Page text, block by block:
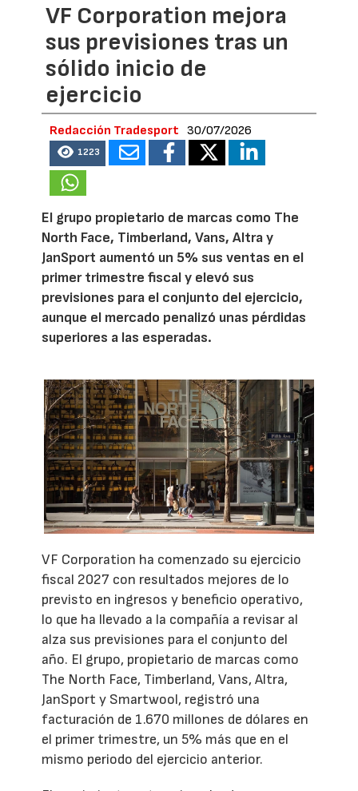
VF Corporation mejora
sus previsiones tras un
sólido inicio de
ejercicio
Redacción Tradesport 30/07/2026
1223
El grupo propietario de marcas como The
North Face, Timberland, Vans, Altra y
JanSport aumentó un 5% sus ventas en el
primer trimestre fiscal y elevó sus
previsiones para el conjunto del ejercicio,
aunque el mercado penalizó unas pérdidas
superiores a las esperadas.
VF Corporation ha comenzado su ejercicio
fiscal 2027 con resultados mejores de lo
previsto en ingresos y beneficio operativo,
lo que ha llevado a la compañía a revisar al
alza sus previsiones para el conjunto del
año. El grupo, propietario de marcas como
The North Face, Timberland, Vans, Altra,
JanSport y Smartwool, registró una
facturación de 1.670 millones de dólares en
el primer trimestre, un 5% más que en el
mismo periodo del ejercicio anterior.